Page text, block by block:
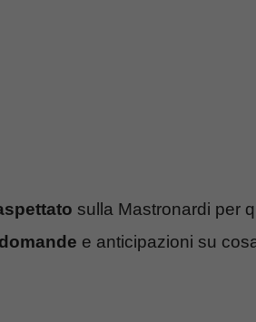
sulla Mastronardi per
e anticipazioni su